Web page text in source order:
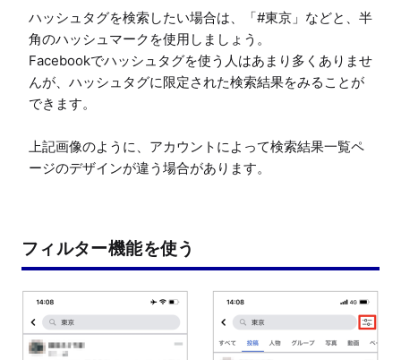
ハッシュタグを検索したい場合は、「#東京」などと、半
角のハッシュマークを使用しましょう。
Facebookでハッシュタグを使う人はあまり多くありませ
んが、ハッシュタグに限定された検索結果をみることが
できます。
上記画像のように、アカウントによって検索結果一覧ペ
ージのデザインが違う場合があります。
フィルター機能を使う